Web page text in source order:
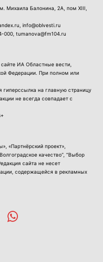
Михаила Балонина, 2А, пом XIII,
info@oblvesti.ru
000 , tumanova@fm104.ru
ИА Областные вести,
Федерации. При полном или
гиперссылка на главную страницу
не всегда совпадает с
«Партнёрский проект»,
качество”, “Выбор
сайта не несет
содержащейся в рекламных